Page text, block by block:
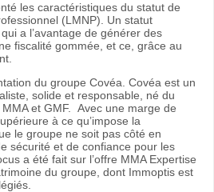
les caractéristiques du statut de
(LMNP). Un statut
a l’avantage de générer des
fiscalité gommée, et ce, grâce au
du groupe Covéa. Covéa est un
solide et responsable, né du
et GMF. Avec une marge de
à ce qu’impose la
le groupe ne soit pas côté en
sécurité et de confiance pour les
a été fait sur l’offre MMA Expertise
du groupe, dont Immoptis est